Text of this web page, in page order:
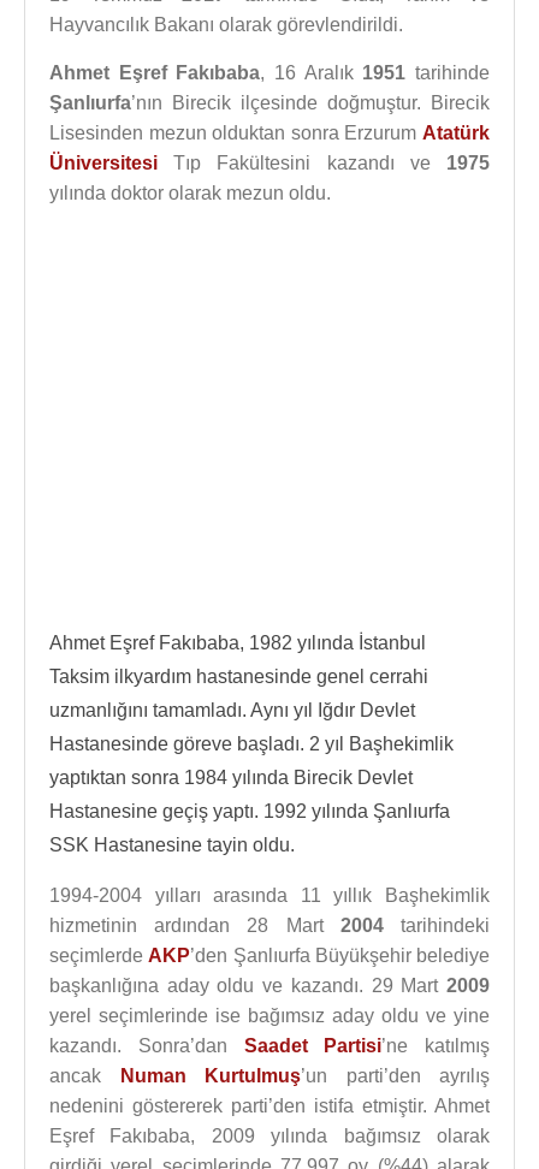
Hayvancılık Bakanı olarak görevlendirildi.
Ahmet Eşref Fakıbaba, 16 Aralık 1951 tarihinde
Şanlıurfa’nın Birecik ilçesinde doğmuştur. Birecik
Lisesinden mezun olduktan sonra Erzurum Atatürk
Üniversitesi Tıp Fakültesini kazandı ve 1975
yılında doktor olarak mezun oldu.
Ahmet Eşref Fakıbaba, 1982 yılında İstanbul
Taksim ilkyardım hastanesinde genel cerrahi
uzmanlığını tamamladı. Aynı yıl Iğdır Devlet
Hastanesinde göreve başladı. 2 yıl Başhekimlik
yaptıktan sonra 1984 yılında Birecik Devlet
Hastanesine geçiş yaptı. 1992 yılında Şanlıurfa
SSK Hastanesine tayin oldu.
1994-2004 yılları arasında 11 yıllık Başhekimlik
hizmetinin ardından 28 Mart 2004tarihindeki
seçimlerdeAKP’den Şanlıurfa Büyükşehir belediye
başkanlığına aday oldu ve kazandı. 29 Mart 2009
yerel seçimlerinde ise bağımsız aday oldu ve yine
kazandı. Sonra’dan Saadet Partisi’ne katılmış
ancak
Numan Kurtulmuş’un parti’den ayrılış
nedenini göstererek parti’den istifa etmiştir. Ahmet
Eşref Fakıbaba, 2009 yılında bağımsız olarak